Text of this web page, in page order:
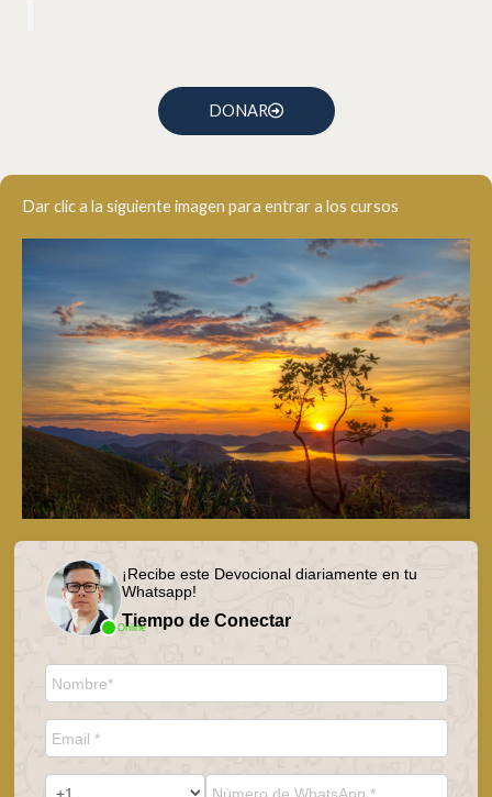
DONAR
Dar clic a la siguiente imagen para entrar a los cursos
Online
¡Recibe este Devocional diariamente en tu
Whatsapp!
Tiempo de Conectar